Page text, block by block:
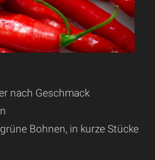
nach Geschmack
Bohnen, in kurze Stücke